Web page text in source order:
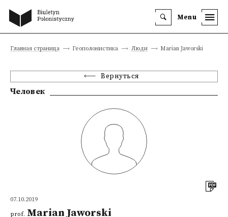
Menu
Главная страница Геополонистика Люди Marian Jaworski
Вернуться
Человек
07.10.2019
prof. Marian Jaworski